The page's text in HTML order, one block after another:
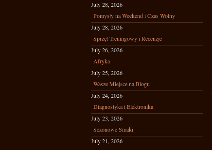
July 28, 2026
Pomysły na Weekend i Czas Wolny
July 28, 2026
Sprzęt Treningowy i Recenzje
July 26, 2026
Afryka
July 25, 2026
Wasze Miejsce na Blogu
July 24, 2026
Diagnostyka i Elektronika
July 23, 2026
Sezonowe Smaki
July 21, 2026